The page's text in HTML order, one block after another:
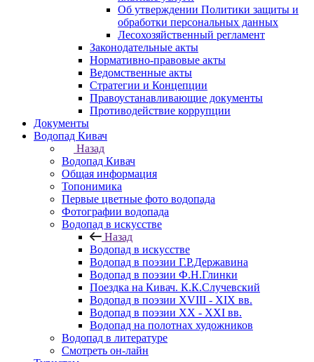
Об утверждении Политики защиты и
обработки персональных данных
Лесохозяйственный регламент
Законодательные акты
Нормативно-правовые акты
Ведомственные акты
Стратегии и Концепции
Правоустанавливающие документы
Противодействие коррупции
Документы
Водопад Кивач
Назад
Водопад Кивач
Общая информация
Топонимика
Первые цветные фото водопада
Фотографии водопада
Водопад в искусстве
Назад
Водопад в искусстве
Водопад в поэзии Г.Р.Державина
Водопад в поэзии Ф.Н.Глинки
Поездка на Кивач. К.К.Случевский
Водопад в поэзии XVIII - XIX вв.
Водопад в поэзии XX - XXI вв.
Водопад на полотнах художников
Водопад в литературе
Смотреть он-лайн